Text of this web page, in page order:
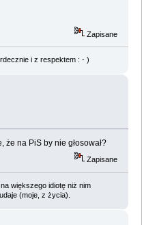
Zapisane
i z respektem : - )
że na PiS by nie głosował?
Zapisane
większego idiotę niż nim
(moje, z życia).